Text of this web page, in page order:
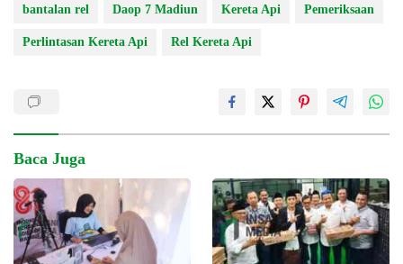
bantalan rel Daop 7 Madiun Kereta Api Pemeriksaan
Perlintasan Kereta Api Rel Kereta Api
Baca Juga